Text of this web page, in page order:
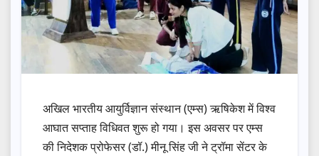
अखिल भारतीय आयुर्विज्ञान संस्थान (एम्स) ऋषिकेश में विश्व
आघात सप्ताह विधिवत शुरू हो गया। इस अवसर पर एम्स
की निदेशक प्रोफेसर (डॉ.) मीनू सिंह जी ने ट्रॉमा सेंटर के